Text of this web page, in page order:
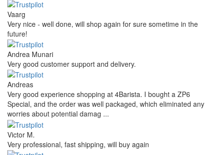
Vaarg
Very nice - well done, will shop again for sure sometime in the
future!
Andrea Munari
Very good customer support and delivery.
Andreas
Very good experience shopping at 4Barista. I bought a ZP6
Special, and the order was well packaged, which eliminated any
worries about potential damag ...
Victor M.
Very professional, fast shipping, will buy again